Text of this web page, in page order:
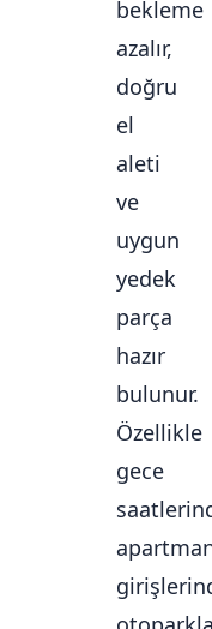
bekleme
azalır,
doğru
el
aleti
ve
uygun
yedek
parça
hazır
bulunur.
Özellikle
gece